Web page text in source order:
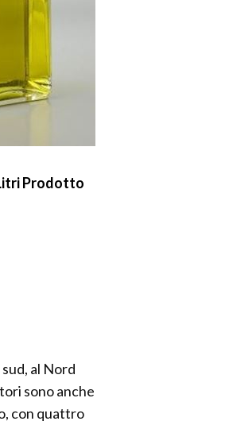
Prodotto
al Nord
sono anche
con quattro